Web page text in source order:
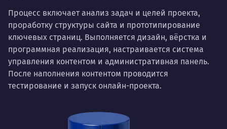
Процесс включает анализ задач и целей проекта,
проработку структуры сайта и прототипирование
ключевых страниц. Выполняется дизайн, вёрстка и
программная реализация, настраивается система
управления контентом и административная панель.
После наполнения контентом проводится
тестирование и запуск онлайн-проекта.